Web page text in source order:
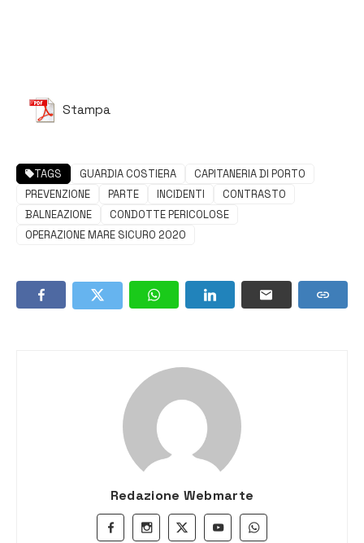
Stampa
TAGS GUARDIA COSTIERA
CAPITANERIA DI PORTO
PREVENZIONE
PARTE INCIDENTI
CONTRASTO
BALNEAZIONE
CONDOTTE PERICOLOSE
OPERAZIONE MARE SICURO 2020
Redazione Webmarte